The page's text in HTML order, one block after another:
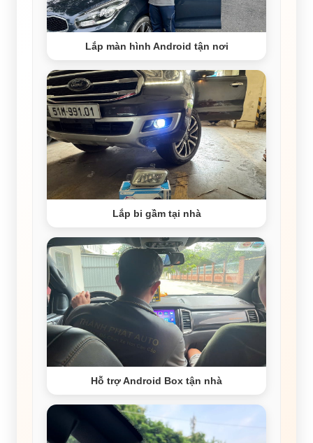
Lắp màn hình Android tận nơi
Lắp bi gầm tại nhà
Hỗ trợ Android Box tận nhà